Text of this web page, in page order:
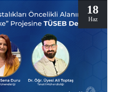
18
Haz